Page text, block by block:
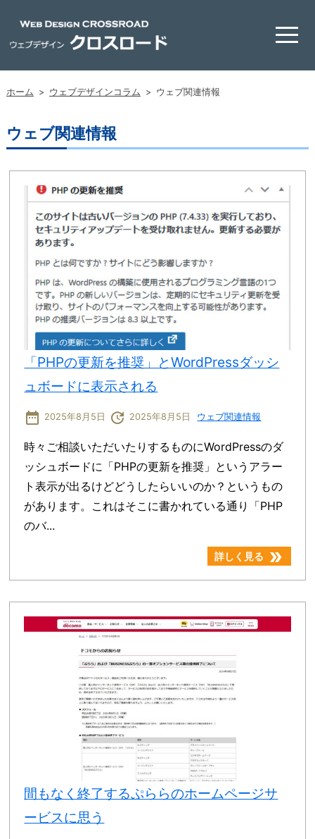
ホーム > ウェブデザインコラム > ウェブ関連情報
ウェブ関連情報
「PHPの更新を推奨」とWordPressダッシ
ュボードに表示される
date_range 2025年8月5日 update 2025年8月5日 ウェブ関連情報
時々ご相談いただいたりするものにWordPressのダ
ッシュボードに「PHPの更新を推奨」というアラー
ト表示が出るけどどうしたらいいのか？というもの
があります。これはそこに書かれている通り「PHP
のバ...
詳しく見る double_arrow
間もなく終了するぷららのホームページサ
ービスに思う